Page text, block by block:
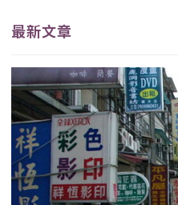
最新文章